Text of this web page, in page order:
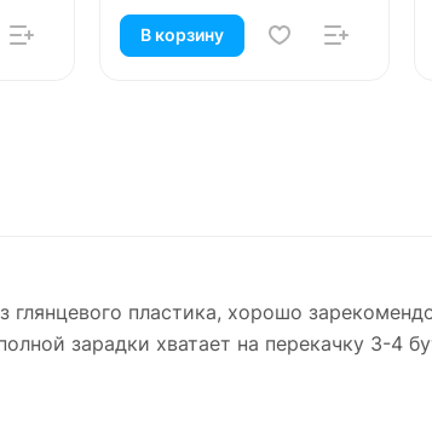
В корзину
пластика, хорошо
зарадки хватает на перекачку 3-4